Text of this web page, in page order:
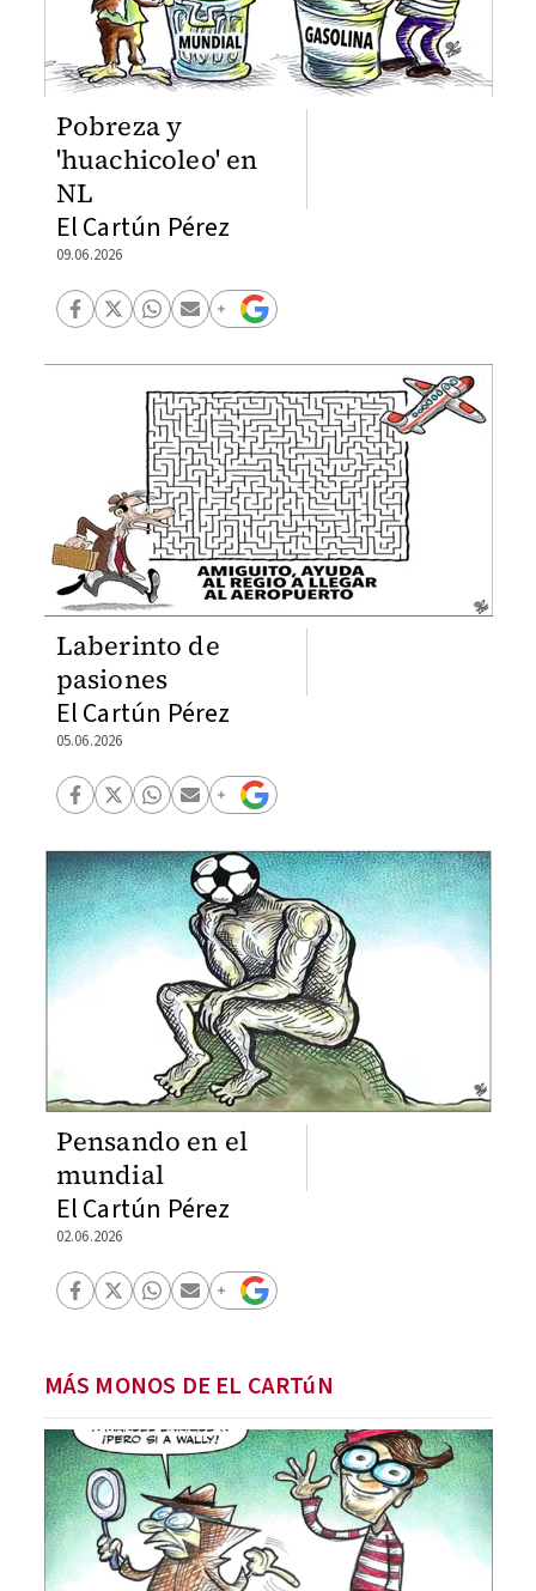
Pobreza y
'huachicoleo' en
NL
El Cartún Pérez
09.06.2026
Laberinto de
pasiones
El Cartún Pérez
05.06.2026
Pensando en el
mundial
El Cartún Pérez
02.06.2026
MÁS MONOS DE EL CARTúN